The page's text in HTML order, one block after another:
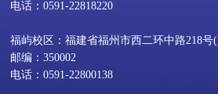
电话：0591-22818220
福屿校区：福建省福州市西二环中路218号
邮编：350002
电话：0591-22800138